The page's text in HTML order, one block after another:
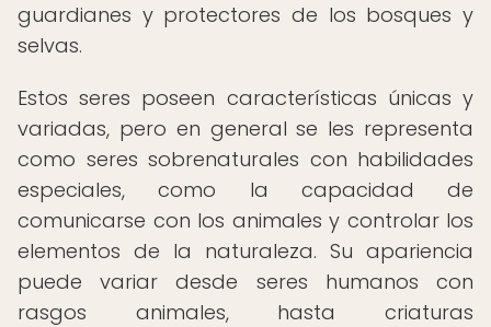
guardianes y protectores de los bosques y
selvas.
Estos seres poseen características únicas y
variadas, pero en general se les representa
como seres sobrenaturales con habilidades
especiales, como la capacidad de
comunicarse con los animales y controlar los
elementos de la naturaleza. Su apariencia
puede variar desde seres humanos con
rasgos animales, hasta criaturas